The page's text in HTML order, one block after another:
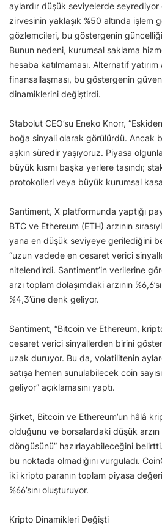
aylardır düşük seviyelerde seyrediyor
zirvesinin yaklaşık %50 altında işlem
gözlemcileri, bu göstergenin
Bunun nedeni, kurumsal saklama
hesaba katılmaması. Alternatif yatırım
finansallaşması, bu göstergenin
dinamiklerini değiştirdi.
Stabolut CEO’su Eneko Knorr,
boğa sinyali olarak görülürdü. Ancak
aşkın süredir yaşıyoruz. Piyasa
büyük kısmı başka yerlere taşındı;
protokolleri veya büyük kurumsal
Santiment, X platformunda yaptığı
BTC ve Ethereum (ETH) arzının
yana en düşük seviyeye gerilediğini
“uzun vadede en cesaret verici
nitelendirdi. Santiment’in verilerine
arzı toplam dolaşımdaki arzının
%4,3’üne denk geliyor.
Santiment, “Bitcoin ve Ethereum,
cesaret verici sinyallerden birini
uzak duruyor. Bu da, volatilitenin
satışa hemen sunulabilecek coin
geliyor” açıklamasını yaptı.
Şirket, Bitcoin ve Ethereum’un hâlâ
olduğunu ve borsalardaki düşük arzın
döngüsünü” hazırlayabileceğini
bu noktada olmadığını vurguladı.
iki kripto paranın toplam piyasa
%66’sını oluşturuyor.
Kripto Dinamikleri Değişti